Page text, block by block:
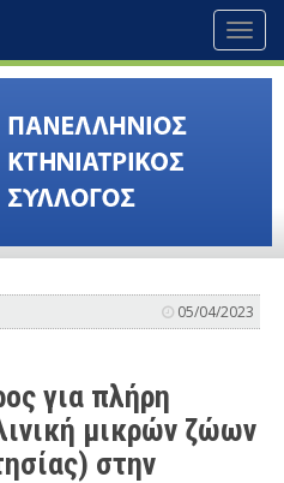
05/04/2023
για πλήρη
μικρών ζώων
στην